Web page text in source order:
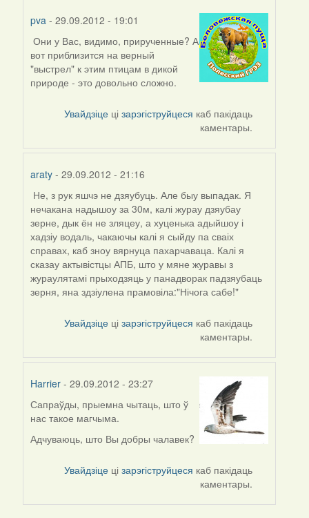
pva - 29.09.2012 - 19:01
In
reply
to
by
Они у Вас, видимо, прирученные? А
вот приблизится на верный
"выстрел" к этим птицам в дикой
природе - это довольно сложно.
Увайдзіце цізарэгіструйцеся каб пакідаць
каментары.
araty - 29.09.2012 - 21:16
Не, з рук яшчэ не дзяубуць. Але быу выпадак. Я
нечакана надышоу за 30м, калі журау дзяубау
зерне, дык ён не зляцеу, а хуценька адыйшоу і
хадзіу водаль, чакаючы калі я сыйду па сваіх
справах, каб зноу вярнуца пахарчаваца. Калі я
сказау актывістцы АПБ, што у мяне журавы з
жураулятамі прыходзяць у панадворак падзяубаць
зерня, яна здзіулена прамовіла:"Нічога сабе!"
Увайдзіце цізарэгіструйцеся каб пакідаць
каментары.
Harrier - 29.09.2012 - 23:27
In
reply
to
Сапраўды, прыемна чытаць, што ў
нас такое магчыма.
Адчуваюць, што Вы добры чалавек?
Увайдзіце цізарэгіструйцеся каб пакідаць
каментары.